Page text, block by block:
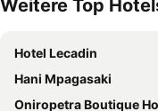
Weitere Top
Hotel Lecadin
Hani Mpagasaki
Oniropetra Boutique